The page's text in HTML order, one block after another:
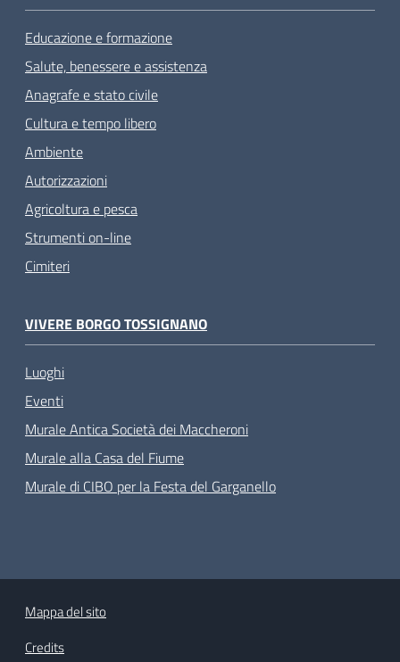
Educazione e formazione
Salute, benessere e assistenza
Anagrafe e stato civile
Cultura e tempo libero
Ambiente
Autorizzazioni
Agricoltura e pesca
Strumenti on-line
Cimiteri
VIVERE BORGO TOSSIGNANO
Luoghi
Eventi
Murale Antica Società dei Maccheroni
Murale alla Casa del Fiume
Murale di CIBO per la Festa del Garganello
Mappa del sito
Credits